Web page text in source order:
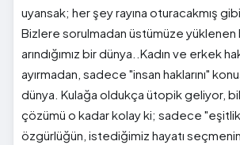
uyansak; her şey rayına oturacakmış
Bizlere sorulmadan üstümüze
arındığımız bir dünya..Kadın ve erkek
ayırmadan, sadece "insan haklarını"
dünya. Kulağa oldukça ütopik geliyor,
çözümü o kadar kolay ki; sadece
özgürlüğün, istediğimiz hayatı